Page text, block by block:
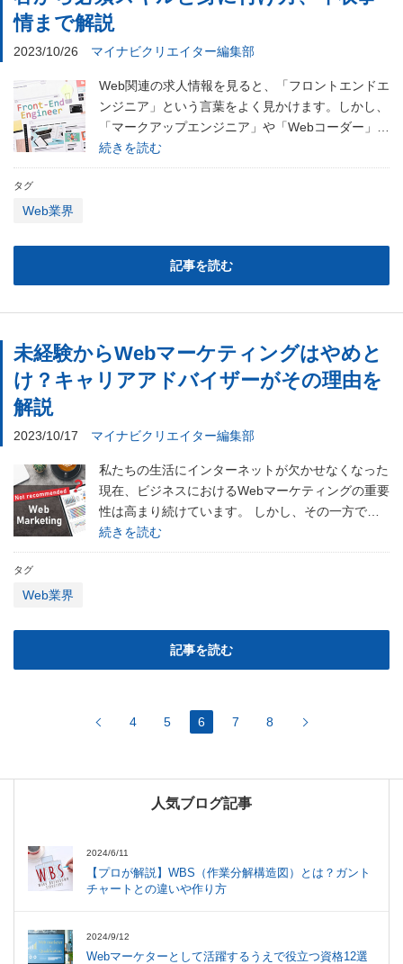
情まで解説
2023/10/26 マイナビクリエイター編集部
Web関連の求人情報を見ると、「フロントエンドエ
ンジニア」という言葉をよく見かけます。しかし、
「マークアップエンジニア」や「Webコーダー」…
続きを読む
タグ
Web業界
記事を読む
未経験からWebマーケティングはやめと
け？キャリアアドバイザーがその理由を
解説
2023/10/17 マイナビクリエイター編集部
私たちの生活にインターネットが欠かせなくなった
現在、ビジネスにおけるWebマーケティングの重要
性は高まり続けています。 しかし、その一方で…
続きを読む
タグ
Web業界
記事を読む
4 5 6 7 8
人気ブログ記事
2024/6/11
【プロが解説】WBS（作業分解構造図）とは？ガント
チャートとの違いや作り方
2024/9/12
Webマーケターとして活躍するうえで役立つ資格12選